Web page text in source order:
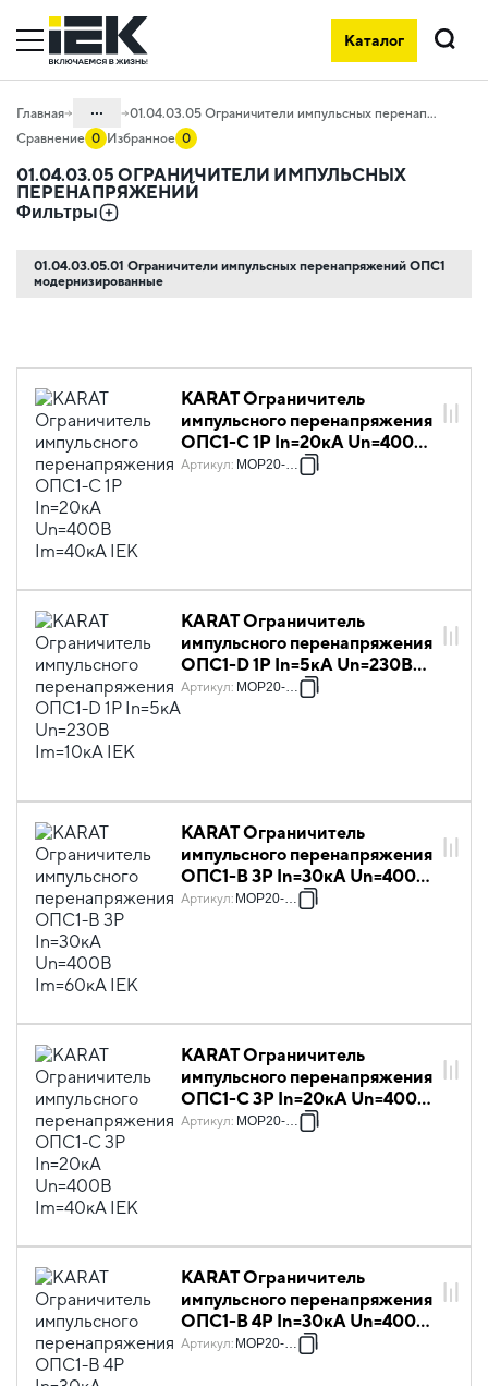
Каталог
Поиск
Главная ...
Каталог
01. Модульное оборудование
01.04.03 Дополнительные устройства
01.04.03.05 Ограничители импульсных перенапряжений
Сравнение 0 Избранное 0
01.04.03.05 ОГРАНИЧИТЕЛИ ИМПУЛЬСНЫХ
ПЕРЕНАПРЯЖЕНИЙ
Фильтры
01.04.03.05.01 Ограничители импульсных перенапряжений ОПС1
модернизированные
KARAT Ограничитель
импульсного перенапряжения
ОПС1-C 1P In=20кА Un=400В
Im=40кА IEK
Артикул: MOP20-1-C
KARAT Ограничитель
импульсного перенапряжения
ОПС1-D 1P In=5кА Un=230В
Im=10кА IEK
Артикул: MOP20-1-D
KARAT Ограничитель
импульсного перенапряжения
ОПС1-B 3P In=30кА Un=400В
Im=60кА IEK
Артикул: MOP20-3-B
KARAT Ограничитель
импульсного перенапряжения
ОПС1-C 3P In=20кА Un=400В
Im=40кА IEK
Артикул: MOP20-3-C
KARAT Ограничитель
импульсного перенапряжения
ОПС1-B 4P In=30кА Un=400В
Im=60кА IEK
Артикул: MOP20-4-B